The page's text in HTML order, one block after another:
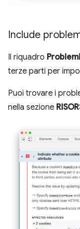
Include
Il riquadro Problemi
terze parti per
Puoi trovare i
nella sezione